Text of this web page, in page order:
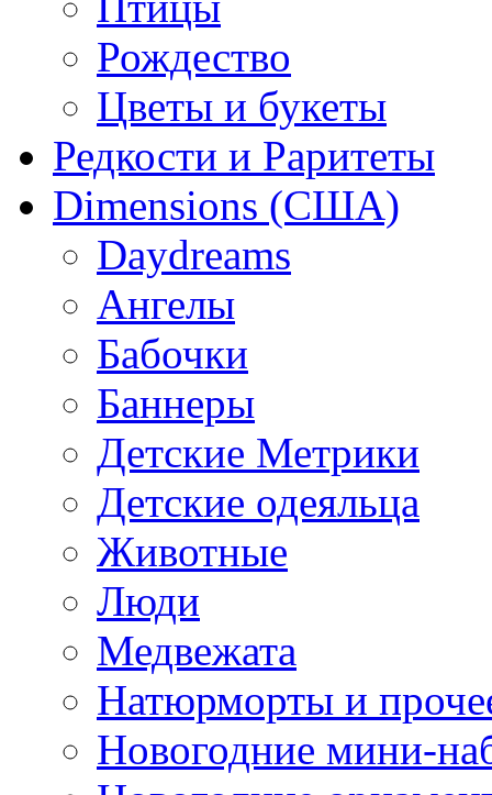
Рождество
Цветы и букеты
Редкости и Раритеты
Dimensions (США)
Daydreams
Ангелы
Бабочки
Баннеры
Детские Метрики
Детские одеяльца
Животные
Люди
Медвежата
Натюрморты и
Новогодние мини-